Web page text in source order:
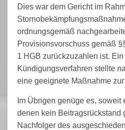
Dies war dem Gericht im
ordnungsgemäß
Provisionsvorschuss gemäß
1 HGB zurückzuzahlen ist.
Kündigungsverfahren stellte
eine geeignete Maßnahme
Im Übrigen genüge es, soweit
denen kein Beitragsrückstand
Nachfolger des